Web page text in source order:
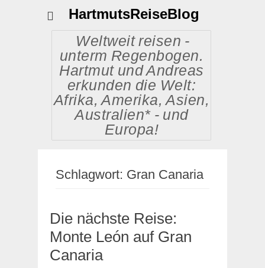
HartmutsReiseBlog
Weltweit reisen -
unterm Regenbogen.
Hartmut und Andreas
erkunden die Welt:
Afrika, Amerika, Asien,
Australien* - und
Europa!
Schlagwort: Gran Canaria
Die nächste Reise:
Monte León auf Gran
Canaria